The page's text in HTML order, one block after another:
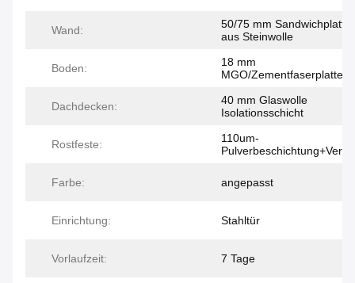
Wand:
50/75 mm Sandwichplatte
aus Steinwolle
Boden:
18 mm
MGO/Zementfaserplatte
Dachdecken:
40 mm Glaswolle
Isolationsschicht
Rostfeste:
110um-
Farbe: angepasst
Einrichtung: Stahltür
Vorlaufzeit: 7 Tage